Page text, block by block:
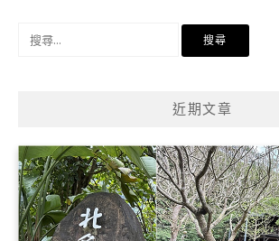
近期文章